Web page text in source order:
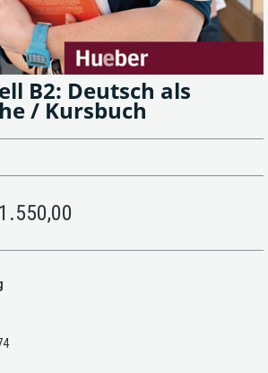
B2: Deutsch als
/ Kursbuch